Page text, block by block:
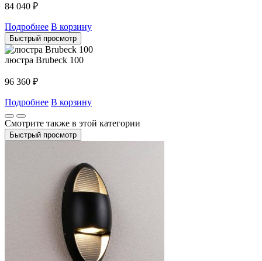
84 040 ₽
Подробнее В корзину
Быстрый просмотр
люстра Brubeck 100
96 360 ₽
Подробнее В корзину
Смотрите также в этой категории
Быстрый просмотр